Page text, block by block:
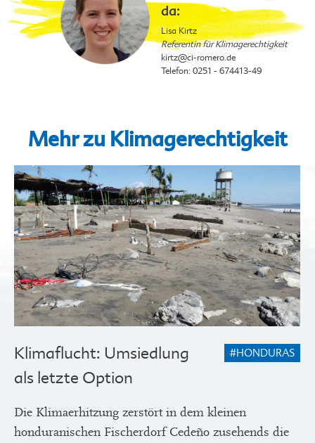
da:
Lisa Kirtz
Referentin für Klimagerechtigkeit
kirtz@ci-romero.de
Telefon: 0251 - 674413-49
Mehr zu Klimagerechtigkeit
#HONDURAS
Klimaflucht: Umsiedlung
als letzte Option
Die Klimaerhitzung zerstört in dem kleinen
honduranischen Fischerdorf Cedeño zusehends die